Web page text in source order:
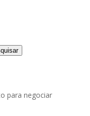
para negociar